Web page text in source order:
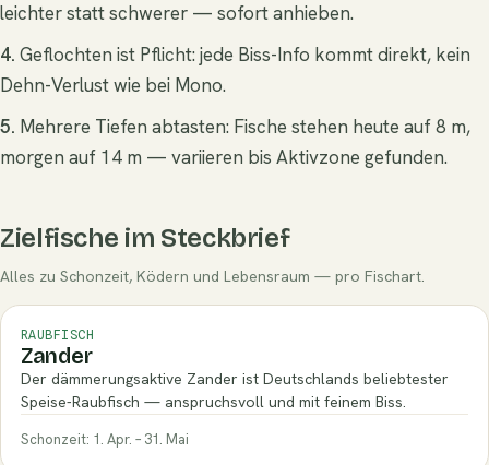
leichter statt schwerer — sofort anhieben.
4. Geflochten ist Pflicht: jede Biss-Info kommt direkt, kein
Dehn-Verlust wie bei Mono.
5. Mehrere Tiefen abtasten: Fische stehen heute auf 8 m,
morgen auf 14 m — variieren bis Aktivzone gefunden.
Zielfische im Steckbrief
Alles zu Schonzeit, Ködern und Lebensraum — pro Fischart.
RAUBFISCH
Zander
Der dämmerungsaktive Zander ist Deutschlands beliebtester
Speise-Raubfisch — anspruchsvoll und mit feinem Biss.
Schonzeit: 1. Apr. – 31. Mai